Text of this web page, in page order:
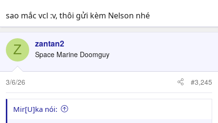
sao mắc vcl :v, thôi gửi kèm Nelson nhé
Z zantan2
Space Marine Doomguy
3/6/26 #3,245
Mir[U]ka nói: